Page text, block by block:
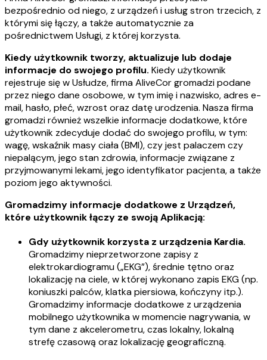
bezpośrednio od niego, z urządzeń i usług stron trzecich, z
którymi się łączy, a także automatycznie za
pośrednictwem Usługi, z której korzysta.
Kiedy użytkownik tworzy, aktualizuje lub dodaje
informacje do swojego profilu. Kiedy użytkownik
rejestruje się w Usłudze, firma AliveCor gromadzi podane
przez niego dane osobowe, w tym imię i nazwisko, adres e-
mail, hasło, płeć, wzrost oraz datę urodzenia. Nasza firma
gromadzi również wszelkie informacje dodatkowe, które
użytkownik zdecyduje dodać do swojego profilu, w tym:
wagę, wskaźnik masy ciała (BMI), czy jest palaczem czy
niepalącym, jego stan zdrowia, informacje związane z
przyjmowanymi lekami, jego identyfikator pacjenta, a także
poziom jego aktywności.
Gromadzimy informacje dodatkowe z Urządzeń,
które użytkownik łączy ze swoją Aplikacją:
Gdy użytkownik korzysta z urządzenia Kardia.
Gromadzimy nieprzetworzone zapisy z
elektrokardiogramu („EKG”), średnie tętno oraz
lokalizację na ciele, w której wykonano zapis EKG (np.
koniuszki palców, klatka piersiowa, kończyny itp.).
Gromadzimy informacje dodatkowe z urządzenia
mobilnego użytkownika w momencie nagrywania, w
tym dane z akcelerometru, czas lokalny, lokalną
strefę czasową oraz lokalizację geograficzną.